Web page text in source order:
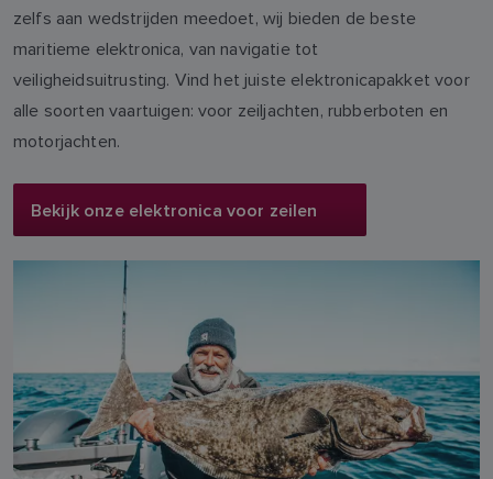
zelfs aan wedstrijden meedoet, wij bieden de beste
maritieme elektronica, van navigatie tot
veiligheidsuitrusting. Vind het juiste elektronicapakket voor
alle soorten vaartuigen: voor zeiljachten, rubberboten en
motorjachten.
Bekijk onze elektronica voor zeilen